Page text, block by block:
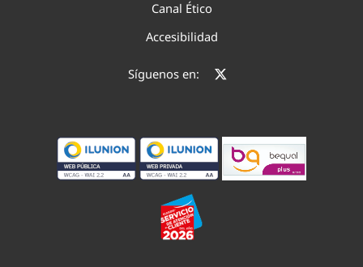
Canal Ético
Accesibilidad
Síguenos en: